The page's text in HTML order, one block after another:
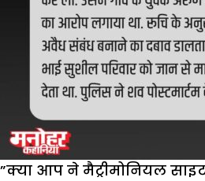
”क्या आप ने मैट्रीमोनियल साइट